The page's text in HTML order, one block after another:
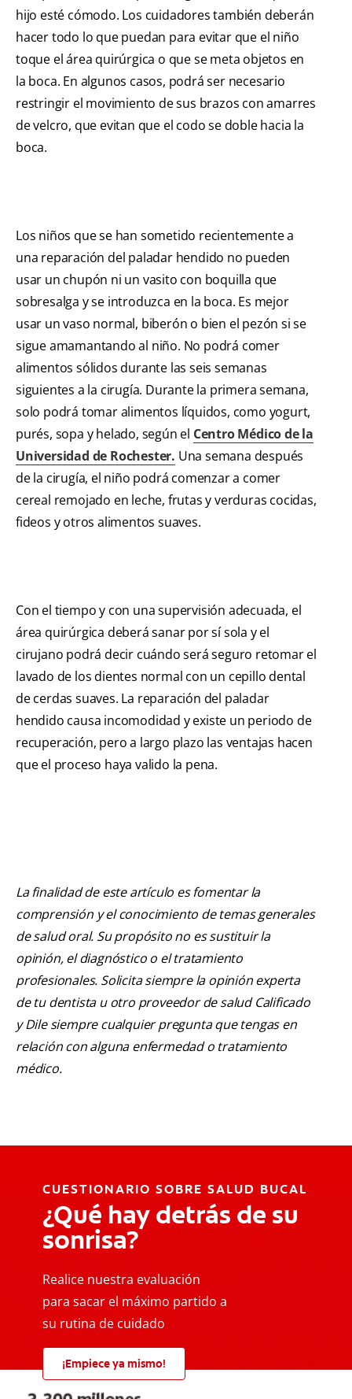
hijo esté cómodo. Los cuidadores también deberán
hacer todo lo que puedan para evitar que el niño
toque el área quirúrgica o que se meta objetos en
la boca. En algunos casos, podrá ser necesario
restringir el movimiento de sus brazos con amarres
de velcro, que evitan que el codo se doble hacia la
boca.
Los niños que se han sometido recientemente a
una reparación del paladar hendido no pueden
usar un chupón ni un vasito con boquilla que
sobresalga y se introduzca en la boca. Es mejor
usar un vaso normal, biberón o bien el pezón si se
sigue amamantando al niño. No podrá comer
alimentos sólidos durante las seis semanas
siguientes a la cirugía. Durante la primera semana,
solo podrá tomar alimentos líquidos, como yogurt,
purés, sopa y helado, según el Centro Médico de la
Universidad de Rochester. Una semana después
de la cirugía, el niño podrá comenzar a comer
cereal remojado en leche, frutas y verduras cocidas,
fideos y otros alimentos suaves.
Con el tiempo y con una supervisión adecuada, el
área quirúrgica deberá sanar por sí sola y el
cirujano podrá decir cuándo será seguro retomar el
lavado de los dientes normal con un cepillo dental
de cerdas suaves. La reparación del paladar
hendido causa incomodidad y existe un periodo de
recuperación, pero a largo plazo las ventajas hacen
que el proceso haya valido la pena.
La finalidad de este artículo es fomentar la
comprensión y el conocimiento de temas generales
de salud oral. Su propósito no es sustituir la
opinión, el diagnóstico o el tratamiento
profesionales. Solicita siempre la opinión experta
de tu dentista u otro proveedor de salud Calificado
y Dile siempre cualquier pregunta que tengas en
relación con alguna enfermedad o tratamiento
médico.
CUESTIONARIO SOBRE SALUD BUCAL
¿Qué hay detrás de su
sonrisa?
Realice nuestra evaluación
para sacar el máximo partido a
su rutina de cuidado
¡Empiece ya mismo!